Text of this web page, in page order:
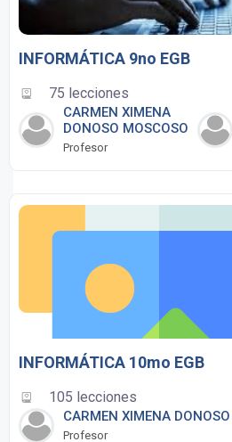
INFORMÁTICA 9no EGB
75 lecciones
CARMEN XIMENA
DONOSO MOSCOSO
Profesor
INFORMÁTICA 10mo EGB
105 lecciones
CARMEN XIMENA
Profesor